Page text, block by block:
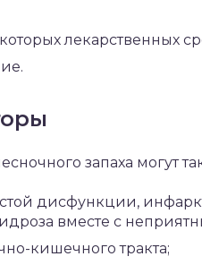
лекарственных
запаха могут
дисфункции,
вместе с
кишечного тракта;